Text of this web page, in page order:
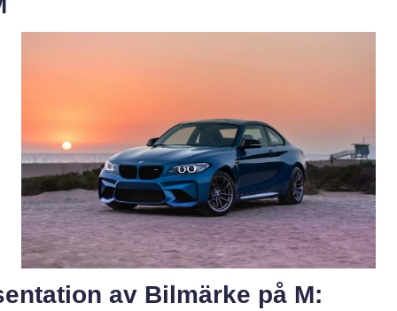
av Bilmärke på M: